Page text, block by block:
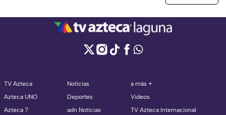
TV Azteca
Azteca UNO
Azteca 7
Noticias
Deportes
adn Noticias
a más +
Videos
TV Azteca Internacional